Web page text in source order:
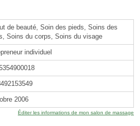
de beauté, Soin des pieds, Soins des
Soins du corps, Soins du visage
individuel
2006
Éditer les informations de mon salon de massage